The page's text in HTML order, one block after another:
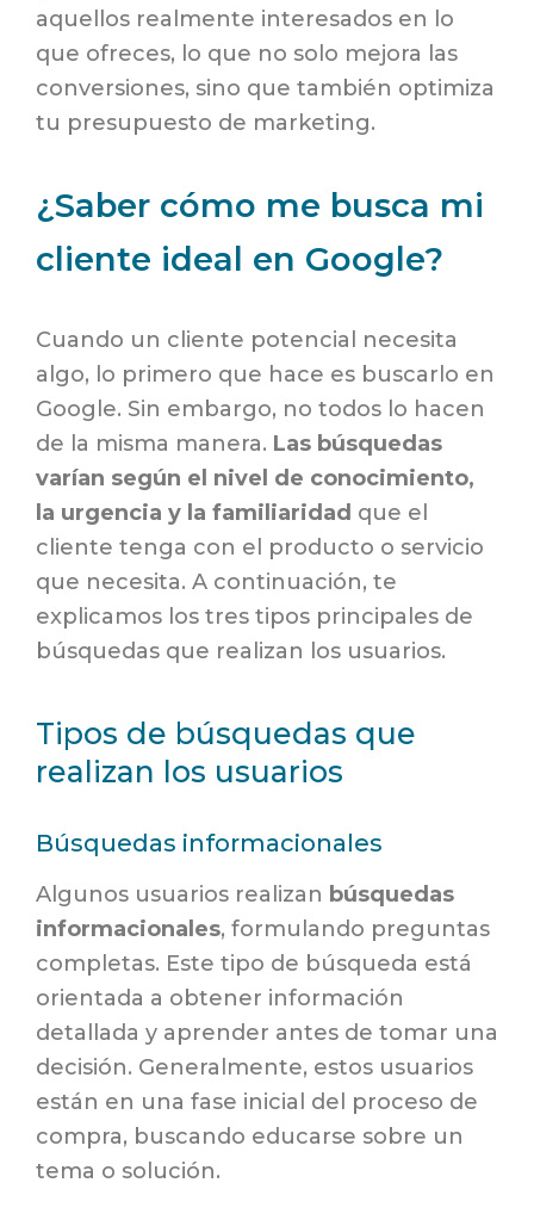
aquellos realmente interesados en lo
que ofreces, lo que no solo mejora las
conversiones, sino que también optimiza
tu presupuesto de marketing.
¿Saber cómo me busca mi
cliente ideal en Google?
Cuando un cliente potencial necesita
algo, lo primero que hace es buscarlo en
Google. Sin embargo, no todos lo hacen
de la misma manera. Las búsquedas
varían según el nivel de conocimiento,
la urgencia y la familiaridad que el
cliente tenga con el producto o servicio
que necesita. A continuación, te
explicamos los tres tipos principales de
búsquedas que realizan los usuarios.
Tipos de búsquedas que
realizan los usuarios
Búsquedas informacionales
Algunos usuarios realizan búsquedas
informacionales, formulando preguntas
completas. Este tipo de búsqueda está
orientada a obtener información
detallada y aprender antes de tomar una
decisión. Generalmente, estos usuarios
están en una fase inicial del proceso de
compra, buscando educarse sobre un
tema o solución.